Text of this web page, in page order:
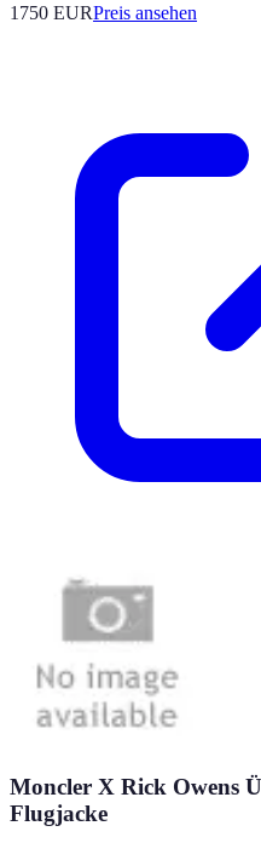
1750 EURPreis ansehen
Moncler X Rick Owens
Flugjacke